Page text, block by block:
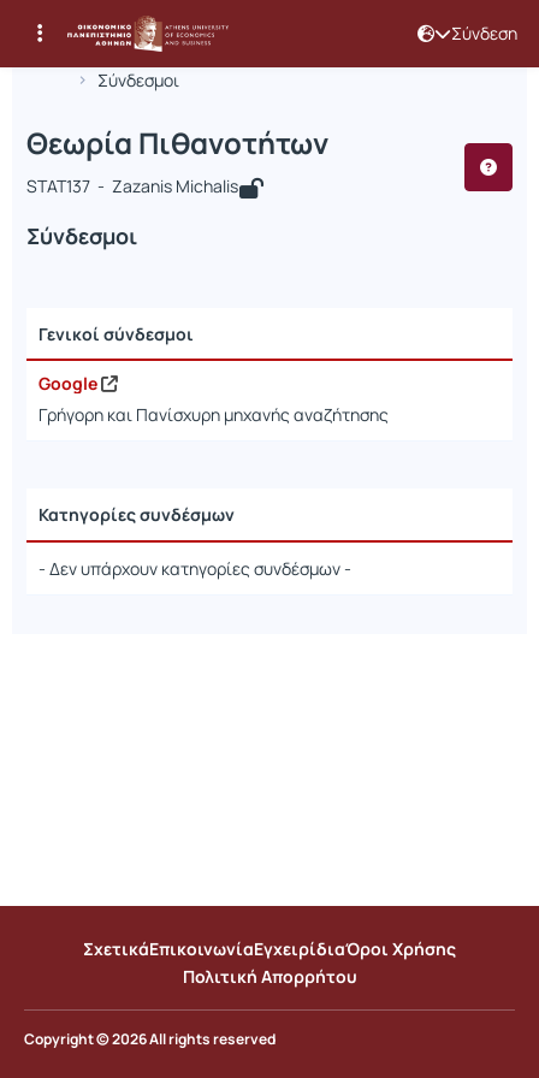
Σύνδεση
Αρχική Σελίδα
Σύνδεσμοι
Μάθημα : Θεωρία Πιθανοτήτων
Κωδικός : STAT137
Θεωρία Πιθανοτήτων
STAT137 - Zazanis Michalis
Σύνδεσμοι
Γενικοί σύνδεσμοι
Google
Γρήγορη και Πανίσχυρη μηχανής αναζήτησης
Κατηγορίες συνδέσμων
- Δεν υπάρχουν κατηγορίες συνδέσμων -
ΣχετικάΕπικοινωνίαΕγχειρίδιαΌροι Χρήσης
Πολιτική Απορρήτου
Copyright © 2026 All rights reserved